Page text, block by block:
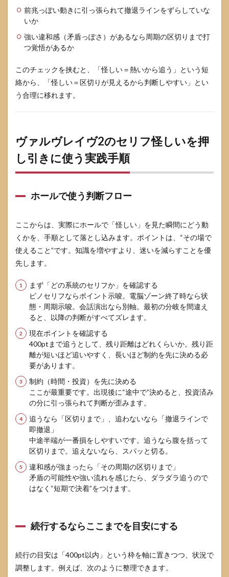
前兆っぽい動きに引っ張られて撤退ラインをずらしていな
いか
強い違和感（矛盾っぽさ）があるなら周期の区切りまで打
つ覚悟があるか
このチェックを挟むと、「怪しい＝熱いから追う」という短
絡から、「怪しい＝区切りが見えるから判断しやすい」とい
う合理に移れます。
ヴァルヴレイヴ2のセリフ怪しいを押
し引きに使う実践手順
ホールで使う判断フロー
ここからは、実際にホールで「怪しい」を見た瞬間にどう動
くかを、手順として落とし込みます。ポイントは、“その場で
使えること”です。知識を増やすより、迷いを減らすことを優
先します。
まず「どの系統のセリフか」を確認する
ピノセリフならポイント示唆。電脳ゾーン終了時なら状
態・周期示唆。会話演出なら別軸。最初の分岐を間違え
ると、以降の判断がすべてズレます。
現在ポイントを確認する
400ptまで追うとして、残り距離はどれくらいか。残り距
離が短いほど追いやすく、長いほど制約を先に決める必
要があります。
制約（時間・投資）を先に決める
ここが最重要です。出現後に“途中で”決めると、投資済み
の分に引っ張られて判断が歪みます。
追うなら「区切りまで」、追わないなら「撤退ラインで
即撤退」
中途半端が一番損をしやすいです。追うなら腹を括って
区切りまで。追えないなら、スパッと切る。
違和感が強まったら「その周期の区切りまで」
矛盾の可能性や強い流れを感じたら、ダラダラ追うので
はなく“短期で決着”をつけます。
続行するならここまでを目安にする
続行の目安は「400pt以内」という枠を軸に置きつつ、状況で
調整します。例えば、次のように整理できます。